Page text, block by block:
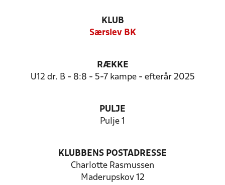
KLUB
Særslev BK
RÆKKE
U12 dr. B - 8:8 - 5-7 kampe - efterår 2025
PULJE
Pulje 1
KLUBBENS POSTADRESSE
Charlotte Rasmussen
Maderupskov 12